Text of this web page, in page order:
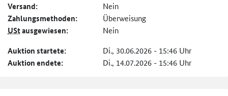
Versand: Nein
Zahlungs­methoden: Überweisung
UStausgewiesen: Nein
Auktion startete: Di., 30.06.2026 - 15:46 Uhr
Auktion endete: Di., 14.07.2026 - 15:46 Uhr